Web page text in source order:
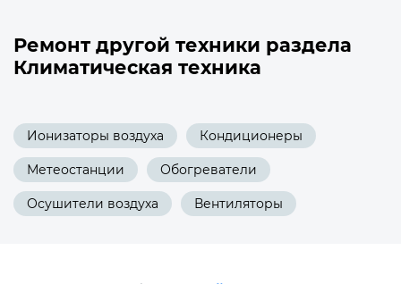
Ремонт другой техники раздела
Климатическая техника
Ионизаторы воздуха Кондиционеры
Метеостанции Обогреватели
Осушители воздуха Вентиляторы